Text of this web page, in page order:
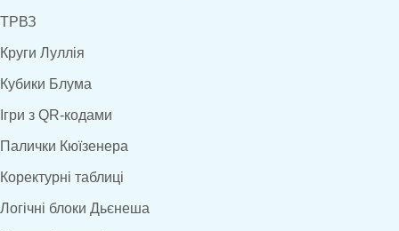
ТРВЗ
Круги Луллія
Кубики Блума
Ігри з QR-кодами
Палички Кюїзенера
Коректурні таблиці
Логічні блоки Дьєнеша